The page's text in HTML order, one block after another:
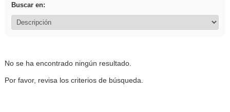
Buscar en:
No se ha encontrado ningún resultado.
Por favor, revisa los criterios de búsqueda.